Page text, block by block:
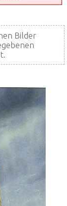
Bilder